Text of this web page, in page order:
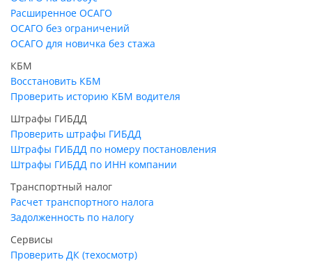
Расширенное ОСАГО
ОСАГО без ограничений
ОСАГО для новичка без стажа
КБМ
Восстановить КБМ
Проверить историю КБМ водителя
Штрафы ГИБДД
Проверить штрафы ГИБДД
Штрафы ГИБДД по номеру постановления
Штрафы ГИБДД по ИНН компании
Транспортный налог
Расчет транспортного налога
Задолженность по налогу
Сервисы
Проверить ДК (техосмотр)